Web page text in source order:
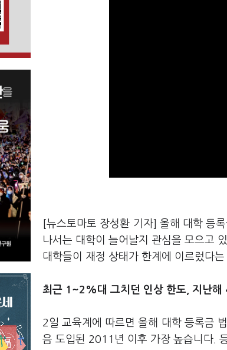
[뉴스토마토 장성환 기자] 올해 대학 등
나서는 대학이 늘어날지 관심을 모으고
대학들이 재정 상태가 한계에 이르렀다
최근 1~2%대 그치던 인상 한도, 지난해
2일 교육계에 따르면 올해 대학 등록금
음 도입된 2011년 이후 가장 높습니다.